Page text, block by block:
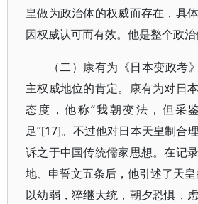
皇做为政治体的权威而存在，具
因权威认可而有效。他是整个政治
（二）康有为《日本变政考
主权威地位的肯定。康有为对日
态度，他称“我朝变法，但采
足”[17]。不过他对日本天皇制合
诉之于中国传统儒家思想。在记
地、申誓文五条后，他引述了天
以幼弱，猝继大统，朝夕恐惧，